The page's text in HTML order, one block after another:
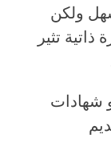
ولكن
تثير
شهادات